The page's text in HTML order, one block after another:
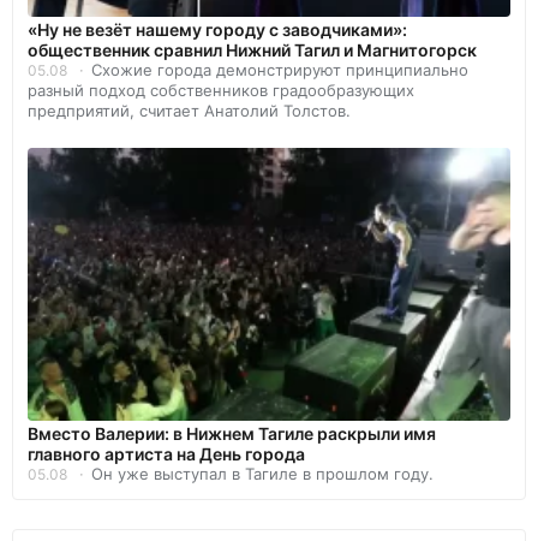
«Ну не везёт нашему городу с заводчиками»:
общественник сравнил Нижний Тагил и Магнитогорск
05.08
Схожие города демонстрируют принципиально
разный подход собственников градообразующих
предприятий, считает Анатолий Толстов.
Вместо Валерии: в Нижнем Тагиле раскрыли имя
главного артиста на День города
05.08 Он уже выступал в Тагиле в прошлом году.